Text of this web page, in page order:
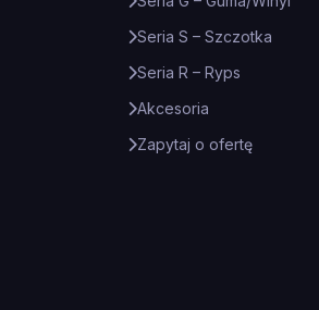
Seria S – Szczotka
Seria R – Ryps
Akcesoria
Zapytaj o ofertę